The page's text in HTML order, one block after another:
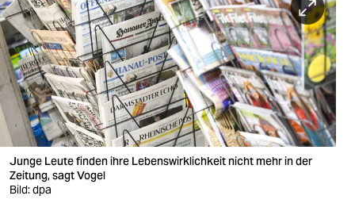
berlin
nord
wahrheit
verlag
verlag
veranstaltungen
Junge Leute finden ihre Lebenswirklichkeit nicht mehr in der
Zeitung, sagt Vogel
Bild: dpa